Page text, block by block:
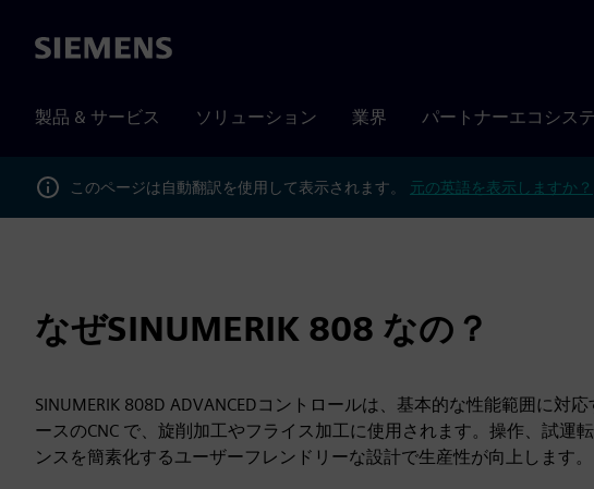
Siemens
製品 & サービス ソリューション 業界 パートナーエコシス
このページは自動翻訳を使用して表示されます。 元の英語を表示しますか？
なぜSINUMERIK 808 なの？
SINUMERIK 808D ADVANCEDコントロールは、基本的な性能範囲に対
ースのCNC で、旋削加工やフライス加工に使用されます。操作、試運
ンスを簡素化するユーザーフレンドリーな設計で生産性が向上します。